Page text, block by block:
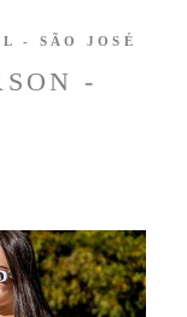
-
- SÃO JOSÉ